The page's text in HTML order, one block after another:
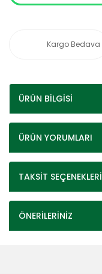
Kargo Bedava
ÜRÜN BİLGİSİ
ÜRÜN YORUMLARI
TAKSİT SEÇENEKLERİ
ÖNERİLERİNİZ